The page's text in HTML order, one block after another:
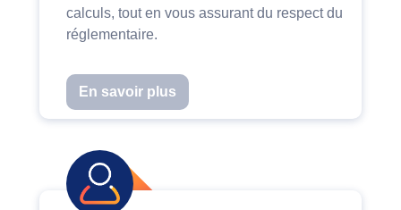
calculs, tout en vous assurant du respect du
réglementaire.
En savoir plus